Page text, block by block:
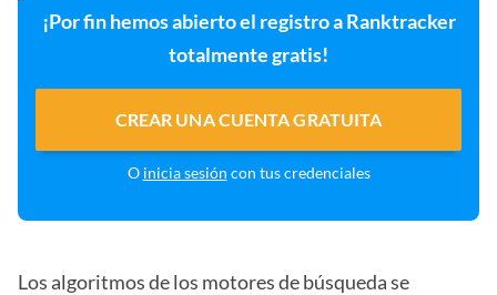
¡Por fin hemos abierto el registro a Ranktracker
totalmente gratis!
CREAR UNA CUENTA GRATUITA
O inicia sesión con tus credenciales
Los algoritmos de los motores de búsqueda se